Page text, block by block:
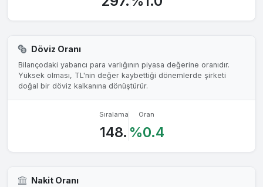
Döviz Oranı
Bilançodaki yabancı para varlığının piyasa değerine oranıdır.
Yüksek olması, TL'nin değer kaybettiği dönemlerde şirketi
doğal bir döviz kalkanına dönüştürür.
Sıralama
148.
Oran
%0.4
Nakit Oranı